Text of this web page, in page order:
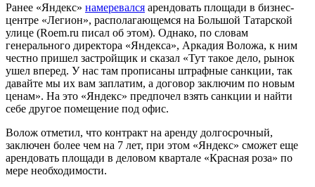
Ранее «Яндекс» намеревался арендовать площади в бизнес-
центре «Легион», располагающемся на Большой Татарской
улице (Roem.ru писал об этом). Однако, по словам
генерального директора «Яндекса», Аркадия Воложа, к ним
честно пришел застройщик и сказал «Тут такое дело, рынок
ушел вперед. У нас там прописаны штрафные санкции, так
давайте мы их вам заплатим, а договор заключим по новым
ценам». На это «Яндекс» предпочел взять санкции и найти
себе другое помещение под офис.
Волож отметил, что контракт на аренду долгосрочный,
заключен более чем на 7 лет, при этом «Яндекс» сможет еще
арендовать площади в деловом квартале «Красная роза» по
мере необходимости.